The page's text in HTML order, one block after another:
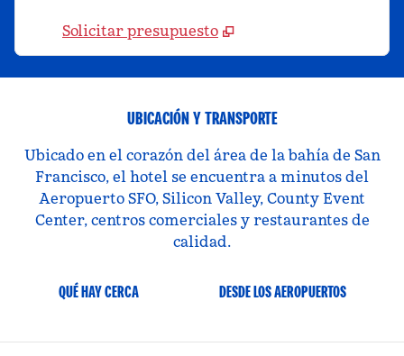
Solicitar presupuesto
UBICACIÓN Y TRANSPORTE
Ubicado en el corazón del área de la bahía de San
Francisco, el hotel se encuentra a minutos del
Aeropuerto SFO, Silicon Valley, County Event
Center, centros comerciales y restaurantes de
calidad.
QUÉ HAY CERCA DESDE LOS AEROPUERTOS